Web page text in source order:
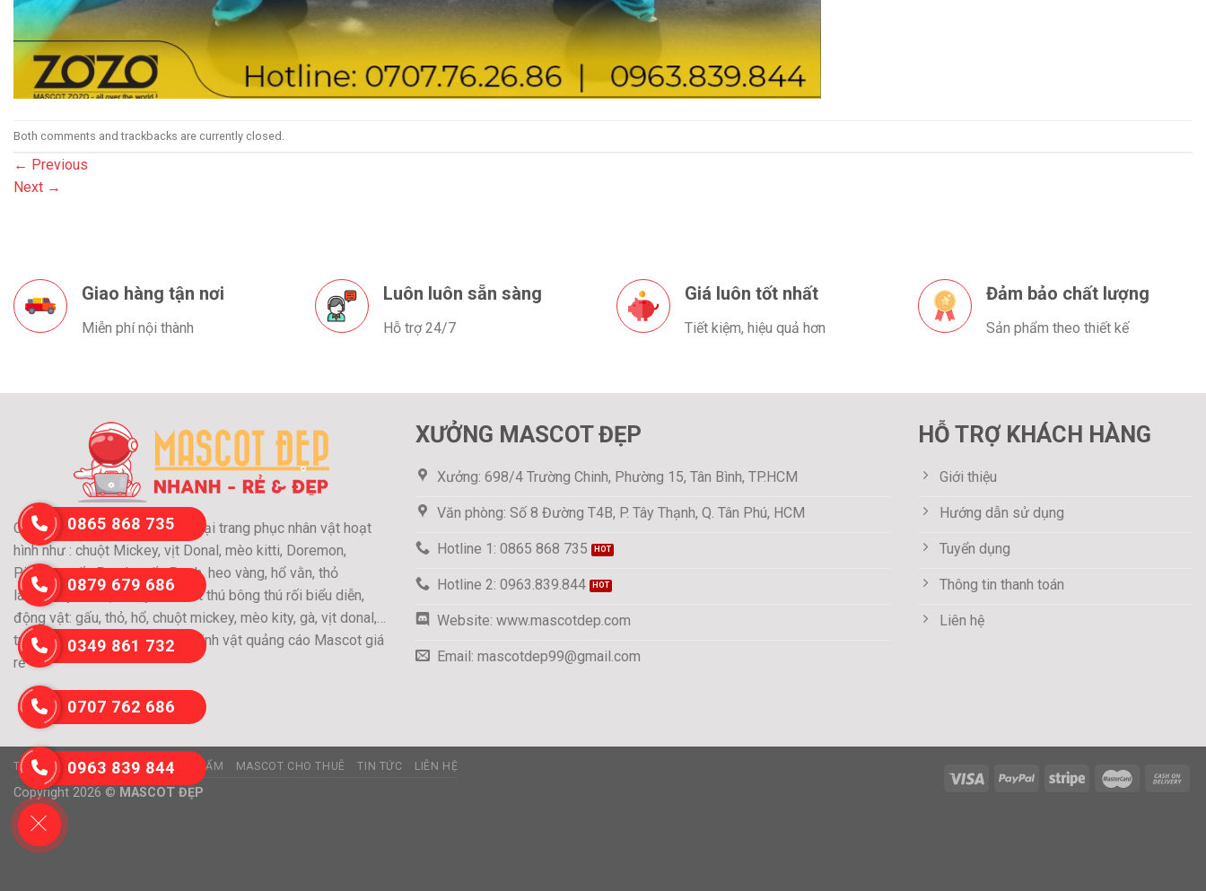
Both comments and trackbacks are currently closed.
← Previous
Next →
Giao hàng tận nơi
Miễn phí nội thành
Luôn luôn sẵn sàng
Hỗ trợ 24/7
Giá luôn tốt nhất
Tiết kiệm, hiệu quả hơn
Đảm bảo chất lượng
Sản phẩm theo thiết kế
Chuyên may và cho thuê các loại trang phục nhân vật hoạt
hình như : chuột Mickey, vịt Donal, mèo kitti, Doremon,
Pikachu, gấu Panda, gấu Pooh, heo vàng, hổ vằn, thỏ
láu….Chuyên nhận may Mascot thú bông thú rối biểu diễn,
động vật: gấu, thỏ, hổ, chuột mickey, mèo kity, gà, vịt donal,…
trang phục nhân vật hoạt hình,linh vật quảng cáo Mascot giá
rẻ
XƯỞNG MASCOT ĐẸP
Xưởng: 698/4 Trường Chinh, Phường 15, Tân Bình, TP.HCM
Văn phòng: Số 8 Đường T4B, P. Tây Thạnh, Q. Tân Phú, HCM
Hotline 1: 0865 868 735
Hotline 2: 0963.839.844
Website: www.mascotdep.com
Email: mascotdep99@gmail.com
HỖ TRỢ KHÁCH HÀNG
Giới thiệu
Hướng dẫn sử dụng
Tuyển dụng
Thông tin thanh toán
Liên hệ
TRANG CHỦ GIỚI THIỆU SẢN PHẨM MASCOT CHO THUÊ TIN TỨC LIÊN HỆ
Copyright 2026 © MASCOT ĐẸP
0865 868 735
0879 679 686
0349 861 732
0707 762 686
0963 839 844